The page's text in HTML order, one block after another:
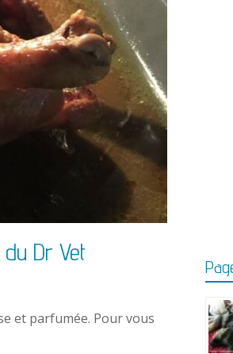
Dr Vet
et parfumée. Pour vous